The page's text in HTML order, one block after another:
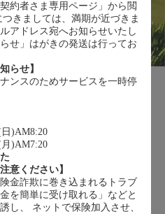
約者さま専用ページ」から閲
きましては、満期が近づきま
アドレス宛へお知らせいたし
せ」はがきの発送は行ってお
らせ】
ンスのためサービスを一時停
)AM8:20
)AM7:20
意ください】
金詐欺に巻き込まれるトラブ
を簡単に受け取れる」などと
し、 ネットで保険加入させ、
はこちら
の確認